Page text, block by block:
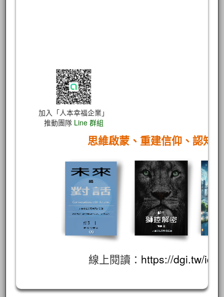
加入「人本幸福企業」
推動團隊 Line 群組
思維啟蒙、重建信仰、認知
線上閱讀： https://dgi.tw/id/